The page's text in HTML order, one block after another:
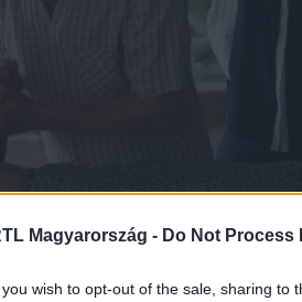
Magyarország - Do Not Process
you wish to opt-out of the sale, sharing to